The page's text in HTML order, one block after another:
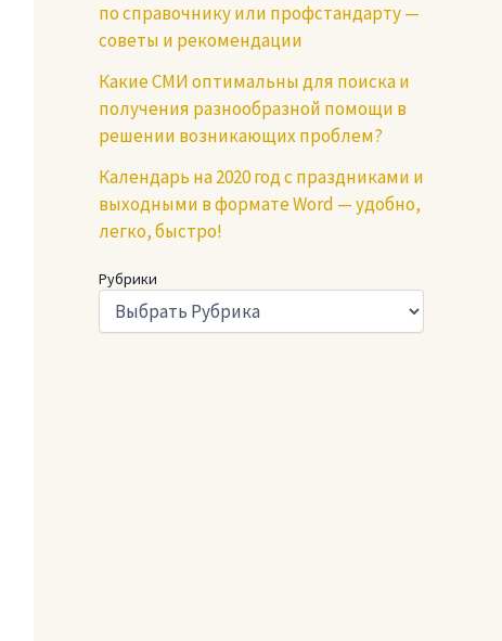
по справочнику или профстандарту —
советы и рекомендации
Какие СМИ оптимальны для поиска и
получения разнообразной помощи в
решении возникающих проблем?
Календарь на 2020 год с праздниками и
выходными в формате Word — удобно,
легко, быстро!
Рубрики